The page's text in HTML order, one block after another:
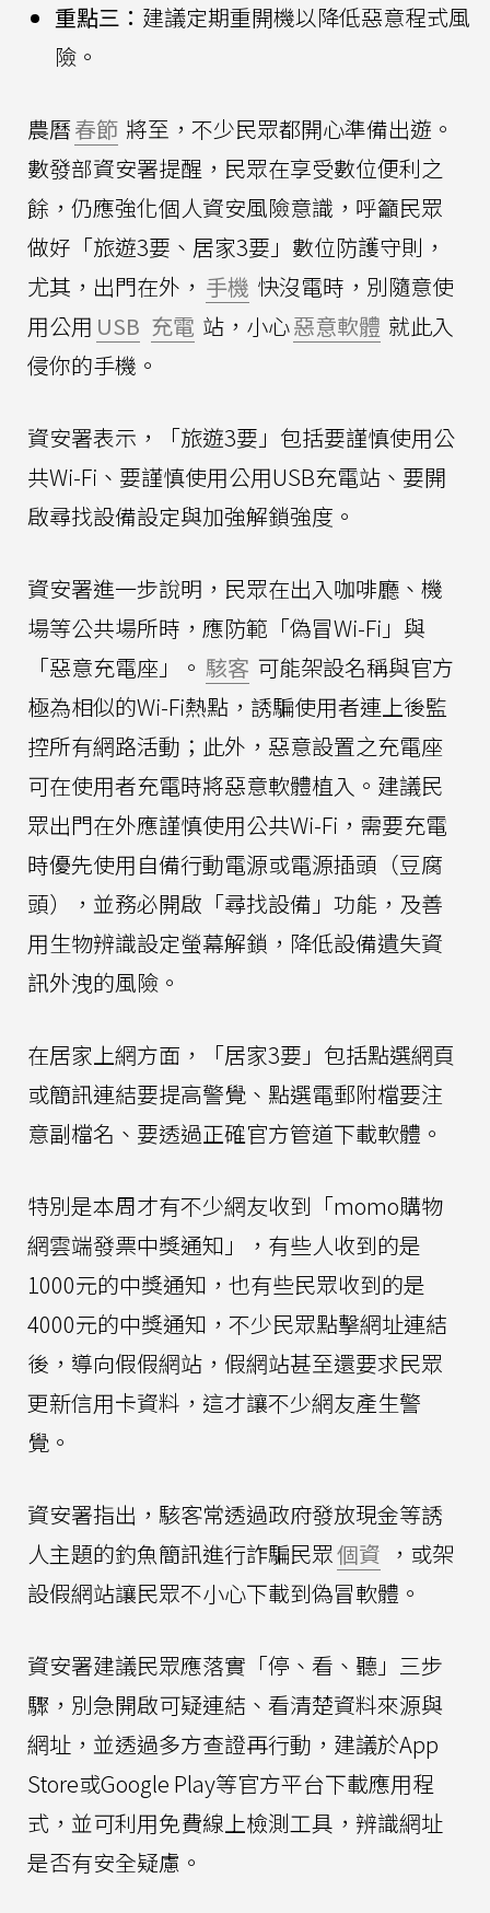
重點三： 建議定期重開機以降低惡意程式風
險。
農曆春節 將至，不少民眾都開心準備出遊。
數發部資安署提醒，民眾在享受數位便利之
餘，仍應強化個人資安風險意識，呼籲民眾
做好「旅遊3要、居家3要」數位防護守則，
尤其，出門在外， 手機 快沒電時，別隨意使
用公用 USB 充電 站，小心惡意軟體 就此入
侵你的手機。
資安署表示，「旅遊3要」包括要謹慎使用公
共Wi-Fi、要謹慎使用公用USB充電站、要開
啟尋找設備設定與加強解鎖強度。
資安署進一步說明，民眾在出入咖啡廳、機
場等公共場所時，應防範「偽冒Wi-Fi」與
「惡意充電座」。 駭客 可能架設名稱與官方
極為相似的Wi-Fi熱點，誘騙使用者連上後監
控所有網路活動；此外，惡意設置之充電座
可在使用者充電時將惡意軟體植入。建議民
眾出門在外應謹慎使用公共Wi-Fi，需要充電
時優先使用自備行動電源或電源插頭（豆腐
頭），並務必開啟「尋找設備」功能，及善
用生物辨識設定螢幕解鎖，降低設備遺失資
訊外洩的風險。
在居家上網方面，「居家3要」包括點選網頁
或簡訊連結要提高警覺、點選電郵附檔要注
意副檔名、要透過正確官方管道下載軟體。
特別是本周才有不少網友收到「momo購物
網雲端發票中獎通知」，有些人收到的是
1000元的中獎通知，也有些民眾收到的是
4000元的中獎通知，不少民眾點擊網址連結
後，導向假假網站，假網站甚至還要求民眾
更新信用卡資料，這才讓不少網友產生警
覺。
資安署指出，駭客常透過政府發放現金等誘
人主題的釣魚簡訊進行詐騙民眾個資 ，或架
設假網站讓民眾不小心下載到偽冒軟體。
資安署建議民眾應落實「停、看、聽」三步
驟，別急開啟可疑連結、看清楚資料來源與
網址，並透過多方查證再行動，建議於App
Store或Google Play等官方平台下載應用程
式，並可利用免費線上檢測工具，辨識網址
是否有安全疑慮。